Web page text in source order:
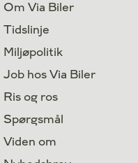
Om Via Biler
Tidslinje
Miljøpolitik
Job hos Via Biler
Ris og ros
Spørgsmål
Viden om